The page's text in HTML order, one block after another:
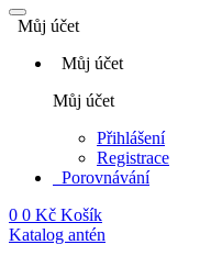
Můj účet
Můj účet
Můj účet
Přihlášení
Registrace
Porovnávání
0 0 Kč Košík
Katalog antén